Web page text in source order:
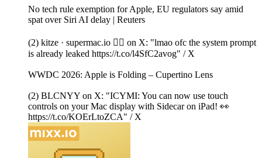
No tech rule exemption for Apple, EU regulators say amid
spat over Siri AI delay | Reuters
(2) kitze · supermac.io 🐦‍🔥 on X: "lmao ofc the system prompt
is already leaked https://t.co/l4SfC2avog" / X
WWDC 2026: Apple is Folding – Cupertino Lens
(2) BLCNYY on X: "ICYMI: You can now use touch
controls on your Mac display with Sidecar on iPad! 👀
https://t.co/KOErLtoZCA" / X